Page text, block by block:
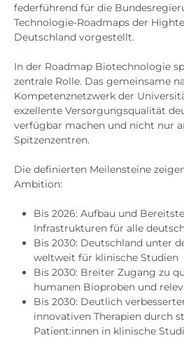
federführend für die
Technologie-Roadmaps der
Deutschland vorgestellt.
In der Roadmap Biotechnologie
zentrale Rolle. Das gemeinsame
Kompetenznetzwerk der
exzellente Versorgungsqualität
verfügbar machen und nicht nur
Spitzenzentren.
Die definierten Meilensteine
Ambition:
Bis 2026: Aufbau und
Infrastrukturen für alle
Bis 2030: Deutschland unter
weltweit für klinische Studien
Bis 2030: Breiter Zugang zu
humanen Bioproben und
Bis 2030: Deutlich
innovativen Therapien durch
Patient:innen in klinische